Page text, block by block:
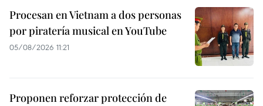
Procesan en Vietnam a dos personas
por piratería musical en YouTube
05/08/2026 11:21
Proponen reforzar protección de